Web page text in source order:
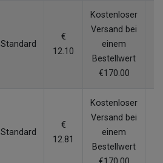
Standard
€
12.10
Kostenloser
Versand bei
einem
Bestellwert
€170.00
Standard
€
12.81
Kostenloser
Versand bei
einem
Bestellwert